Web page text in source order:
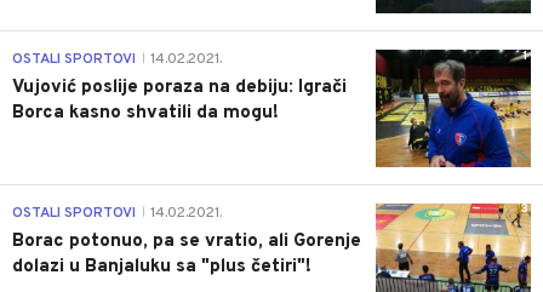
1
OSTALI SPORTOVI 14.02.2021.
Vujović poslije poraza na debiju: Igrači
Borca kasno shvatili da mogu!
3
OSTALI SPORTOVI 14.02.2021.
Borac potonuo, pa se vratio, ali Gorenje
dolazi u Banjaluku sa "plus četiri"!